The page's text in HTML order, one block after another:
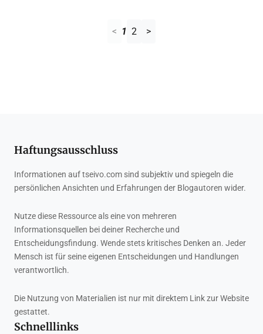
< 1 2 >
Haftungsausschluss
Informationen auf tseivo.com sind subjektiv und spiegeln die
persönlichen Ansichten und Erfahrungen der Blogautoren wider.
Nutze diese Ressource als eine von mehreren
Informationsquellen bei deiner Recherche und
Entscheidungsfindung. Wende stets kritisches Denken an. Jeder
Mensch ist für seine eigenen Entscheidungen und Handlungen
verantwortlich.
Die Nutzung von Materialien ist nur mit direktem Link zur Website
gestattet.
Schnelllinks